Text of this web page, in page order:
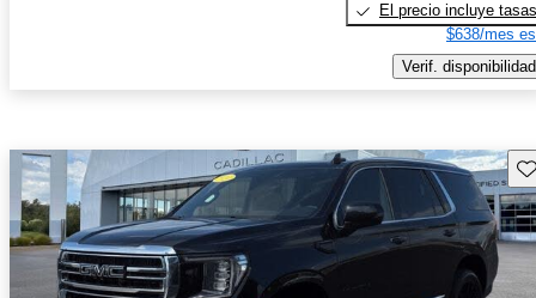
El precio incluye tasas
$638/mes
Verif. disponibilidad